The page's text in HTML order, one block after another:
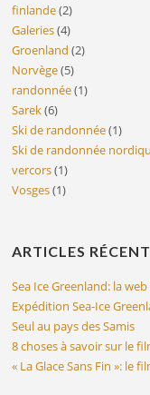
finlande(2)
Galeries(4)
Groenland (2)
Norvège(5)
randonnée(1)
Sarek(6)
Ski de randonnée(1)
Ski de randonnée
vercors(1)
Vosges(1)
ARTICLES
Sea Ice Greenland: la
Expédition Sea-Ice
Seul au pays des Samis
8 choses à savoir sur le
« La Glace Sans Fin »: le